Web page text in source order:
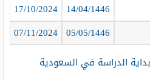
14/04/1446
17/10/2024
05/05/1446
07/11/2024
الدراسة في السعودية